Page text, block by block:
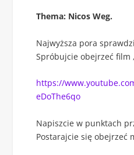
Thema: Nicos Weg.
Najwyższa pora
Spróbujcie obejrzeć film
https://
eDoThe6qo
Napiszcie w punktach
Postarajcie się obejrzeć